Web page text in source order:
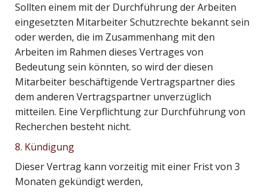
Sollten einem mit der Durchführung der Arbeiten
eingesetzten Mitarbeiter Schutzrechte bekannt sein
oder werden, die im Zusammenhang mit den
Arbeiten im Rahmen dieses Vertrages von
Bedeutung sein könnten, so wird der diesen
Mitarbeiter beschäftigende Vertragspartner dies
dem anderen Vertragspartner unverzüglich
mitteilen. Eine Verpflichtung zur Durchführung von
Recherchen besteht nicht.
8. Kündigung
Dieser Vertrag kann vorzeitig mit einer Frist von 3
Monaten gekündigt werden,